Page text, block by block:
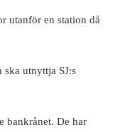
utanför en station då
ska utnyttja SJ:s
bankrånet. De har